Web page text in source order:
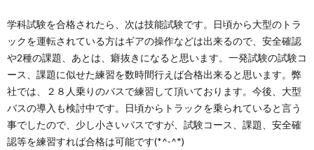
学科試験を合格されたら、次は技能試験です。日頃から大型のトラ
ックを運転されている方はギアの操作などは出来るので、安全確認
や2種の課題、あとは、癖抜きになると思います。一発試験の試験コ
ース、課題に似せた練習を数時間行えば合格出来ると思います。弊
社では、２８人乗りのバスで練習して頂いております。今後、大型
バスの導入も検討中です。日頃からトラックを乗られていると言う
事でしたので、少し小さいバスですが、試験コース、課題、安全確
認等を練習すれば合格は可能です(*^-^*)